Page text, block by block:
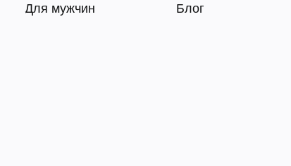
Блог
Для мужчин